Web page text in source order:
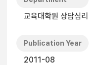
교육대학원 상담심리
Publication Year
2011-08